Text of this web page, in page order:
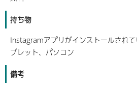
持ち物
Instagramアプリがインストールされ
ブレット、パソコン
備考